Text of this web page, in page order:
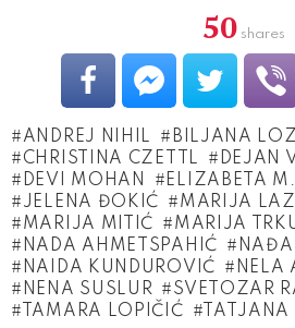
50 shares
ANDREJ NIHIL
BILJANA
CHRISTINA CZETTL
DEJAN
DEVI MOHAN
ELIZABETA
JELENA ĐOKIĆ
MARIJA
MARIJA MITIĆ
MARIJA
NADA AHMETSPAHIĆ
NAĐA
NAIDA KUNDUROVIĆ
NELA
NENA SUSLUR
SVETOZAR
TAMARA LOPIČIĆ